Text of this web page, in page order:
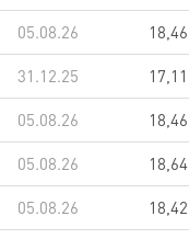
05.08.26 18,46
31.12.25 17,11
05.08.26 18,46
05.08.26 18,64
05.08.26 18,42